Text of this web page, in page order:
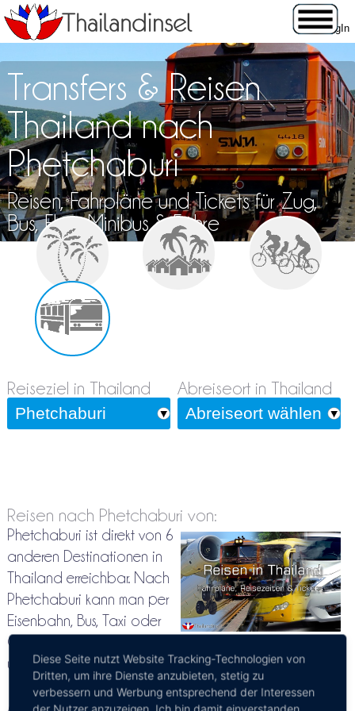
Transfers & Reisen
Thailand nach
Phetchaburi
Reisen, Fahrpläne und Tickets für Zug,
Bus, Flug, Minibus & Fähre
Reiseziel in Thailand Abreiseort in Thailand
Reisen nach Phetchaburi von:
Phetchaburi ist direkt von 6
anderen Destinationen in
Thailand erreichbar. Nach
Phetchaburi kann man per
Eisenbahn, Bus, Taxi oder
Charterbus reisen. Hier findest Du Tickets, Fahrpläne
und Fahrzeiten nach Phetchaburi
Bitte ein wenig Geduld, nach der Auswahl des
Diese Seite nutzt Website Tracking-Technologien von
Dritten, um ihre Dienste anzubieten, stetig zu
verbessern und Werbung entsprechend der Interessen
der Nutzer anzuzeigen. Ich bin damit einverstanden